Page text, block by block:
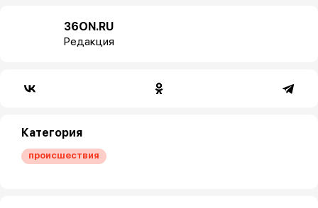
36ON.RU
Редакция
Категория
происшествия